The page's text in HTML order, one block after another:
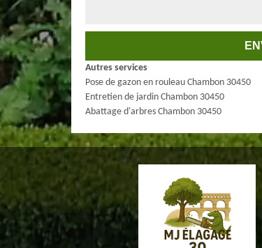
Autres services
Pose de gazon en rouleau Chambon 30450
Entretien de jardin Chambon 30450
Abattage d'arbres Chambon 30450